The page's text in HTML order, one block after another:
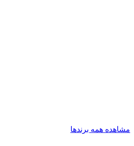
مشاهده همه برندها